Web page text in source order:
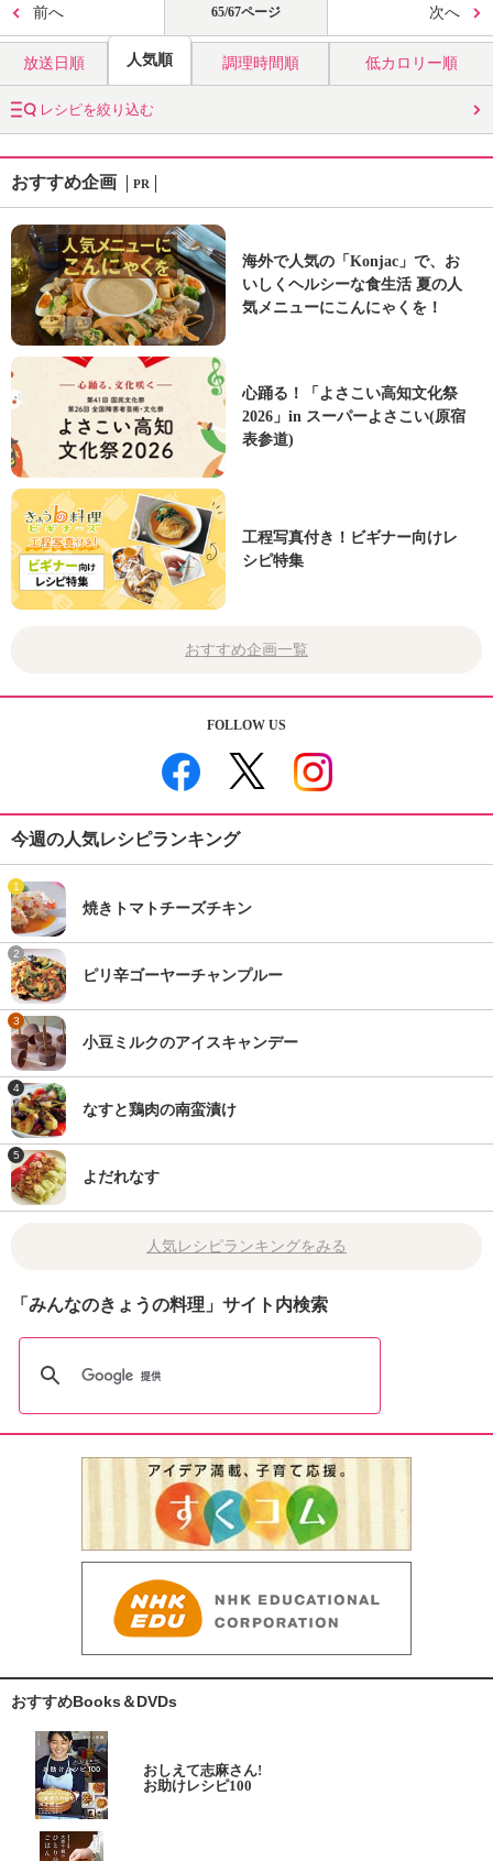
前へ 65/67ページ 次へ
放送日順 人気順 調理時間順 低カロリー順
レシピを絞り込む
おすすめ企画 PR
海外で人気の「Konjac」で、お
いしくヘルシーな食生活 夏の人
気メニューにこんにゃくを！
心踊る！「よさこい高知文化祭
2026」in スーパーよさこい(原宿
表参道)
工程写真付き！ビギナー向けレ
シピ特集
おすすめ企画一覧
FOLLOW US
今週の人気レシピランキング
1
焼きトマトチーズチキン
2
ピリ辛ゴーヤーチャンプルー
3
小豆ミルクのアイスキャンデー
4
なすと鶏肉の南蛮漬け
5
よだれなす
人気レシピランキングをみる
「みんなのきょうの料理」サイト内検索
おすすめBooks＆DVDs
おしえて志麻さん!
お助けレシピ100